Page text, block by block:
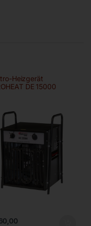
Heizgerät
DE 15000